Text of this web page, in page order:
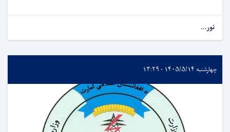
نور...
چهارشنبه ۱۴۰۵/۵/۱۴ - ۱۳:۲۹